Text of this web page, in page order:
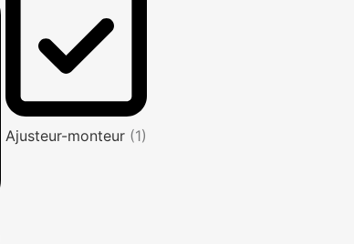
Ajusteur-monteur (1)